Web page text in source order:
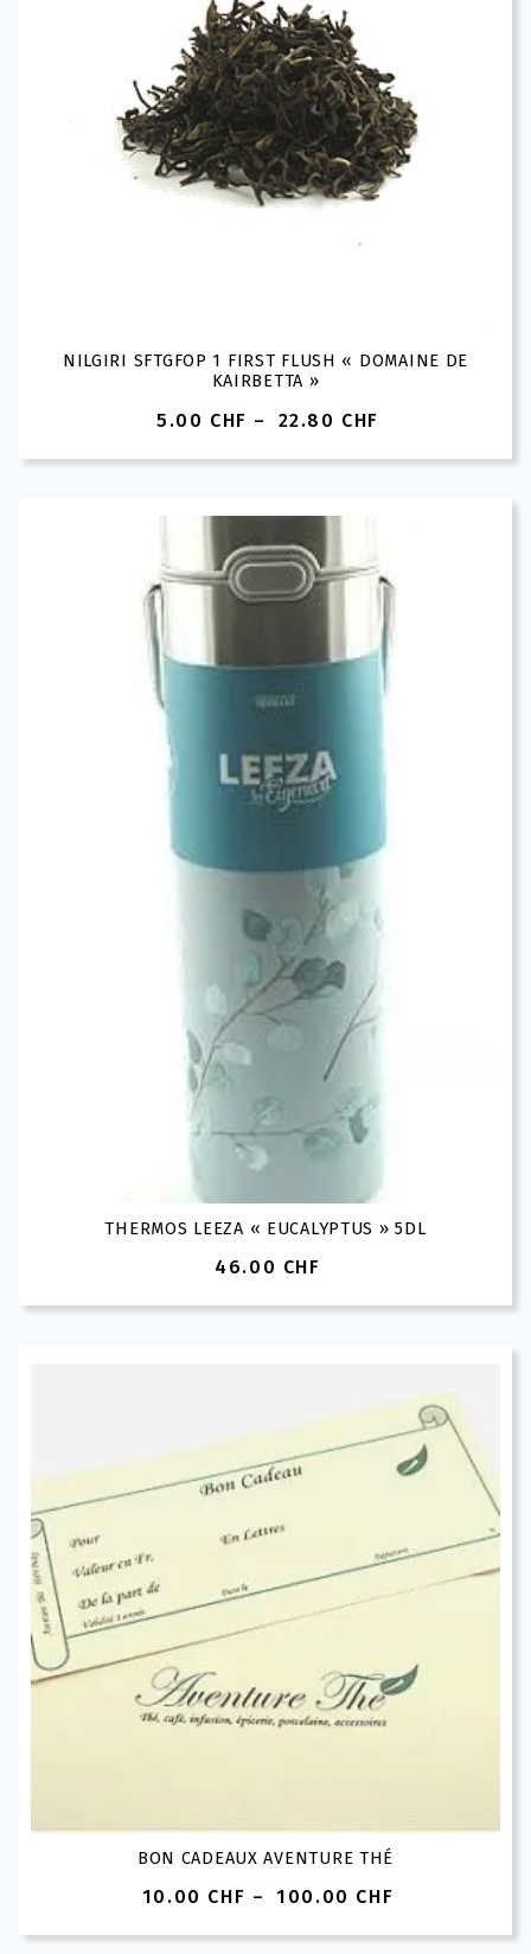
NILGIRI SFTGFOP 1 FIRST FLUSH « DOMAINE DE
KAIRBETTA »
5.00 CHF – 22.80 CHF
Plage
à
22.80 CHF
THERMOS LEEZA « EUCALYPTUS » 5DL
46.00 CHF
BON CADEAUX AVENTURE THÉ
10.00 CHF – 100.00 CHF
Plage